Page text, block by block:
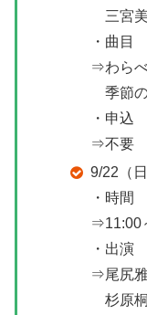
三宮美
・曲目
⇒わら
季節
・申込
⇒不要
9/22（
・時間
⇒11:00
・出演
⇒尾尻雅
杉原桐